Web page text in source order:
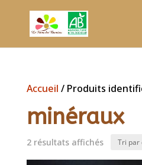
Accueil / Produits
minéraux
2 résultats affichés